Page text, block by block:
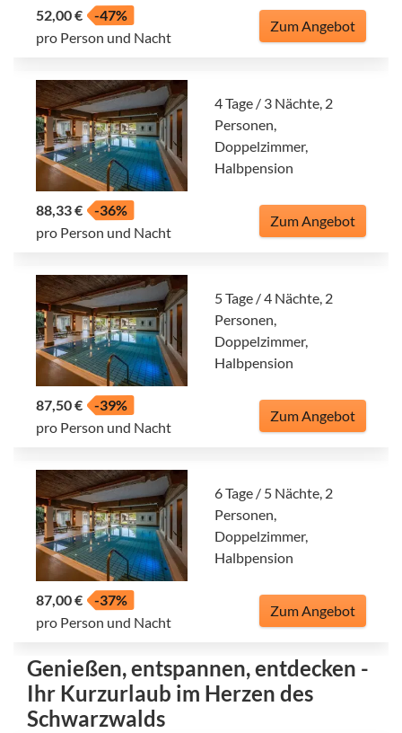
52,00 €
-47%
pro Person und Nacht
Zum Angebot
4 Tage / 3 Nächte, 2
Personen,
Doppelzimmer,
Halbpension
88,33 €
-36%
pro Person und Nacht
Zum Angebot
5 Tage / 4 Nächte, 2
Personen,
Doppelzimmer,
Halbpension
87,50 €
-39%
pro Person und Nacht
Zum Angebot
6 Tage / 5 Nächte, 2
Personen,
Doppelzimmer,
Halbpension
87,00 €
-37%
pro Person und Nacht
Zum Angebot
Genießen, entspannen, entdecken -
Ihr Kurzurlaub im Herzen des
Schwarzwalds